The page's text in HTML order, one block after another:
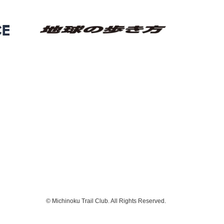
© Michinoku Trail Club. All Rights Reserved.